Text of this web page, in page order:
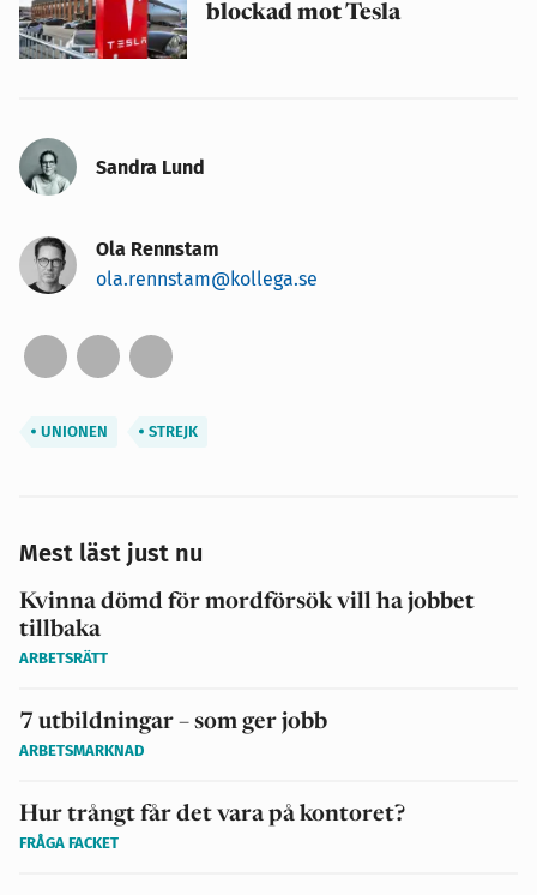
blockad mot Tesla
Sandra Lund
Ola Rennstam
ola.rennstam@kollega.se
UNIONEN STREJK
Mest läst just nu
Kvinna dömd för mordförsök vill ha jobbet
tillbaka
ARBETSRÄTT
7 utbildningar – som ger jobb
ARBETSMARKNAD
Hur trångt får det vara på kontoret?
FRÅGA FACKET